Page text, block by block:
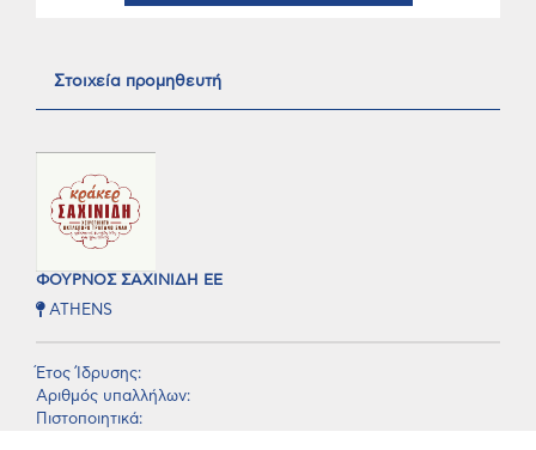
Στοιχεία προμηθευτή
ΦΟΥΡΝΟΣ ΣΑΧΙΝΙΔΗ ΕΕ
ATHENS
Έτος Ίδρυσης:
Αριθμός υπαλλήλων:
Πιστοποιητικά: